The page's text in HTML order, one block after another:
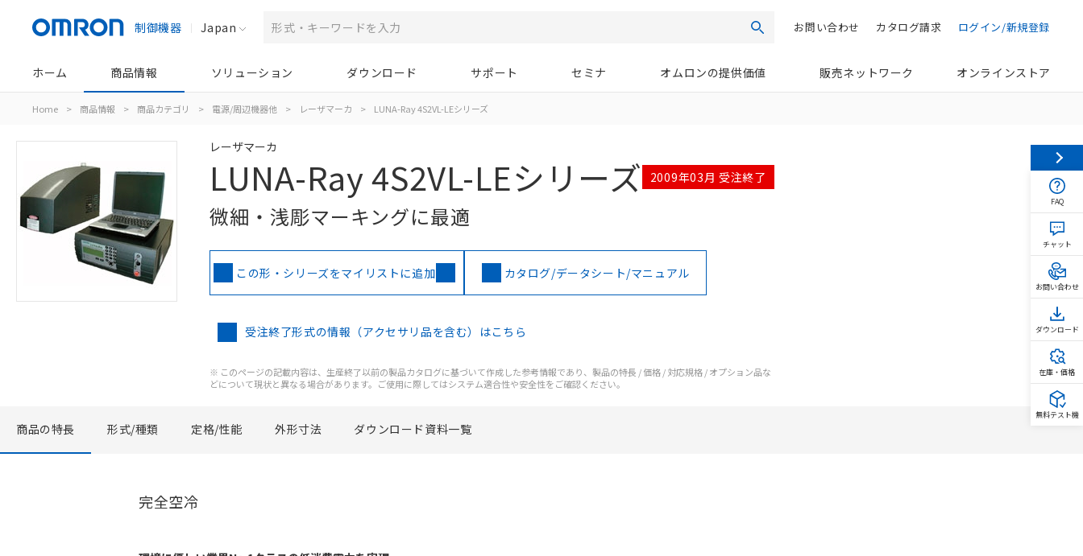
制御機器 Japan 検索 ログイン/新規登録
カタログ請求
お問い合わせ
ホーム 商品情報 ソリューション ダウンロード サポート セミナ オムロンの提供価値 販売ネットワーク オンラインストア
Home > 商品情報 > 商品カテゴリ > 電源/周辺機器他 > レーザマーカ > LUNA-Ray 4S2VL-LEシリーズ
レーザマーカ
LUNA-Ray 4S2VL-LEシリーズ 2009年03月 受注終了
微細・浅彫マーキングに最適
この形・シリーズをマイリストに追加 カタログ/データシート/マニュアル
受注終了形式の情報（アクセサリ品を含む）はこちら
※ このページの記載内容は、生産終了以前の製品カタログに基づいて作成した参考情報であり、製品の特長 / 価格 / 対応規格 / オプション品な
どについて現状と異なる場合があります。ご使用に際してはシステム適合性や安全性をご確認ください。
商品の特長 形式/種類 定格/性能 外形寸法 ダウンロード資料一覧
完全空冷
FAQ
チャット
お問い合わせ
ダウンロード
在庫・価格
無料テスト機